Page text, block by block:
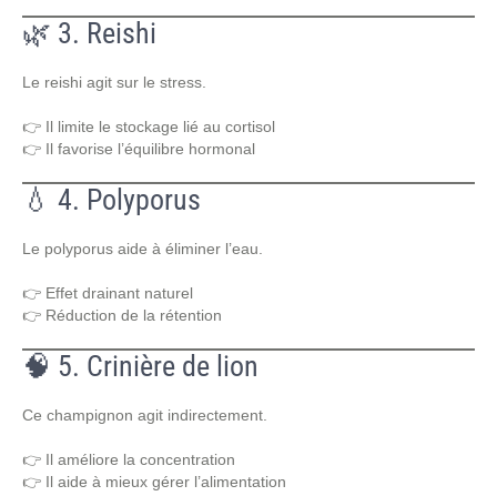
🌿 3. Reishi
Le reishi agit sur le stress.
👉 Il limite le stockage lié au cortisol
👉 Il favorise l’équilibre hormonal
💧 4. Polyporus
Le polyporus aide à éliminer l’eau.
👉 Effet drainant naturel
👉 Réduction de la rétention
🧠 5. Crinière de lion
Ce champignon agit indirectement.
👉 Il améliore la concentration
👉 Il aide à mieux gérer l’alimentation